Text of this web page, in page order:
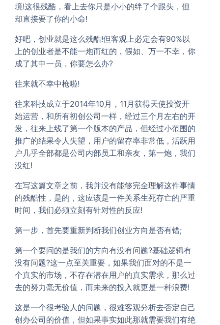
境!这很残酷，看上去你只是小小的绊了个跟头，但
却直接要了你的小命!
好吧，创业就是这么残酷!但客观上必定会有90%以
上的创业者是不能一炮而红的，假如、万一不幸，你
成了其中一员，你要怎么办?
往来就不幸中枪啦!
往来科技成立于2014年10月，11月获得天使投资开
始运营，和所有初创公司一样，经过三个月左右的开
发，往来上线了第一个版本的产品，但经过小范围的
推广的结果令人失望，用户的留存率非常低，活跃用
户几乎全部都是公司内部员工和亲友，第一炮，我们
没红!
在写这篇文章之前，我并没有能够完全理解这件事情
的残酷性，是的，这应该是一件关系生死存亡的严重
时间，我们必须立刻有针对性的反应!
第一步，首先要重新判断我们创业方向是否有错;
第一个要问的是我们的方向有没有问题?基础逻辑有
没有问题?这一点至关重要，如果我们面对的不是一
个真实的市场，不存在潜在用户的真实需求，那么过
去的努力毫无价值，而未来的投入就更是一种浪费!
这是一个很考验人的问题，很难客观分析去否定自己
创办公司的价值，但如果事实如此那就需要我们有绝